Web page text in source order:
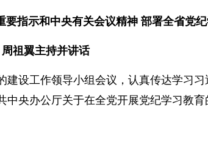
指示和中央有关会议精神 部署全省党
周祖翼主持并讲话
设工作领导小组会议，认真传达学习习
央办公厅关于在全党开展党纪学习教